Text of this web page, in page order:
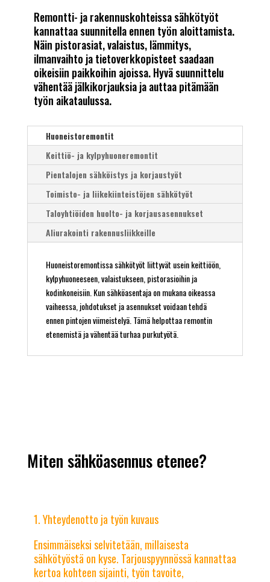
Remontti- ja rakennuskohteissa sähkötyöt
kannattaa suunnitella ennen työn aloittamista.
Näin pistorasiat, valaistus, lämmitys,
ilmanvaihto ja tietoverkkopisteet saadaan
oikeisiin paikkoihin ajoissa. Hyvä suunnittelu
vähentää jälkikorjauksia ja auttaa pitämään
työn aikataulussa.
Huoneistoremontit
Keittiö- ja kylpyhuoneremontit
Pientalojen sähköistys ja korjaustyöt
Toimisto- ja liikekiinteistöjen sähkötyöt
Taloyhtiöiden huolto- ja korjausasennukset
Aliurakointi rakennusliikkeille
Huoneistoremontissa sähkötyöt liittyvät usein keittiöön,
kylpyhuoneeseen, valaistukseen, pistorasioihin ja
kodinkoneisiin. Kun sähköasentaja on mukana oikeassa
vaiheessa, johdotukset ja asennukset voidaan tehdä
ennen pintojen viimeistelyä. Tämä helpottaa remontin
etenemistä ja vähentää turhaa purkutyötä.
Miten sähköasennus etenee?
Yhteydenotto ja työn kuvaus
Ensimmäiseksi selvitetään, millaisesta
sähkötyöstä on kyse. Tarjouspyynnössä kannattaa
kertoa kohteen sijainti, työn tavoite,